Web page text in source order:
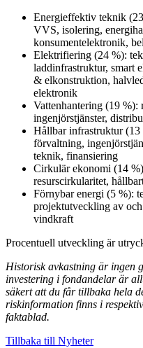
Energieffektiv teknik
VVS, isolering,
konsumentelektronik,
Elektrifiering (24 %):
laddinfrastruktur, smart
& elkonstruktion,
elektronik
Vattenhantering (19
ingenjörstjänster,
Hållbar infrastruktur
förvaltning,
teknik, finansiering
Cirkulär ekonomi (14
resurscirkularitet,
Förnybar energi (5 %):
projektutveckling av
vindkraft
Procentuell utveckling är
Historisk avkastning är ingen
investering i fondandelar är
säkert att du får tillbaka hela
riskinformation finns i
faktablad.
Tillbaka till Nyheter